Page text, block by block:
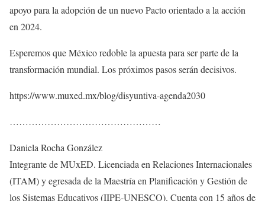
apoyo para la adopción de un nuevo Pacto orientado a la acción
en 2024.
Esperemos que México redoble la apuesta para ser parte de la
transformación mundial. Los próximos pasos serán decisivos.
https://www.muxed.mx/blog/disyuntiva-agenda2030
…………………………………………
Daniela Rocha González
Integrante de MUxED. Licenciada en Relaciones Internacionales
(ITAM) y egresada de la Maestría en Planificación y Gestión de
los Sistemas Educativos (IIPE-UNESCO). Cuenta con 15 años de